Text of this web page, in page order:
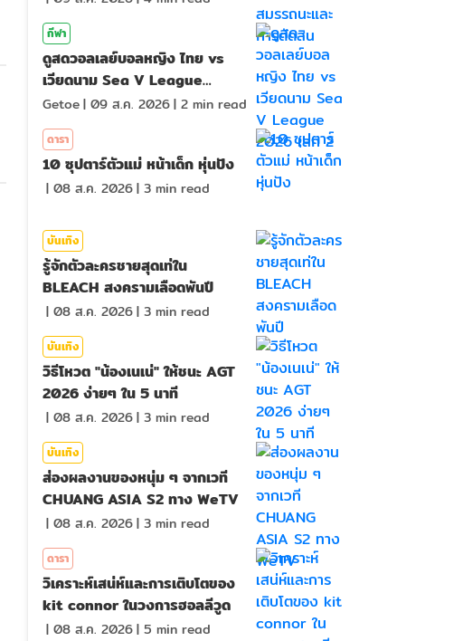
กีฬา
ดูสดวอลเลย์บอลหญิง ไทย vs
เวียดนาม Sea V League
2026 เลก 2
Getoe| 09 ส.ค. 2026| 2 min read
ดารา
10 ซุปตาร์ตัวแม่ หน้าเด็ก หุ่นปัง
| 08 ส.ค. 2026| 3 min read
บันเทิง
รู้จักตัวละครชายสุดเท่ใน
BLEACH สงครามเลือดพันปี
| 08 ส.ค. 2026| 3 min read
บันเทิง
วิธีโหวต "น้องเนเน่" ให้ชนะ AGT
2026 ง่ายๆ ใน 5 นาที
| 08 ส.ค. 2026| 3 min read
บันเทิง
ส่องผลงานของหนุ่ม ๆ จากเวที
CHUANG ASIA S2 ทาง WeTV
| 08 ส.ค. 2026| 3 min read
ดารา
วิเคราะห์เสน่ห์และการเติบโตของ
kit connor ในวงการฮอลลีวูด
| 08 ส.ค. 2026| 5 min read